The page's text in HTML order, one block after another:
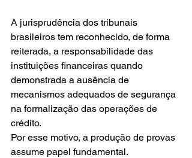
A jurisprudência dos tribunais
brasileiros tem reconhecido, de forma
reiterada, a responsabilidade das
instituições financeiras quando
demonstrada a ausência de
mecanismos adequados de segurança
na formalização das operações de
crédito.
Por esse motivo, a produção de provas
assume papel fundamental.